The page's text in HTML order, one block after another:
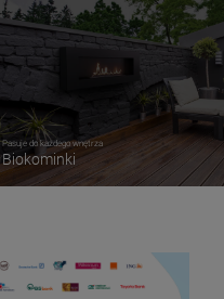
Pasuje do każdego wnętrza
Biokominki